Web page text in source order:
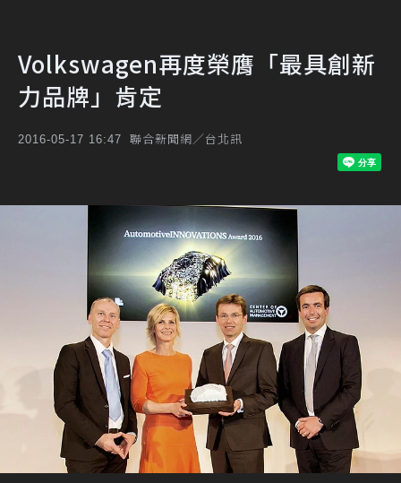
Volkswagen再度榮膺「最具創新
力品牌」肯定
2016-05-17 16:47 聯合新聞網／台北訊